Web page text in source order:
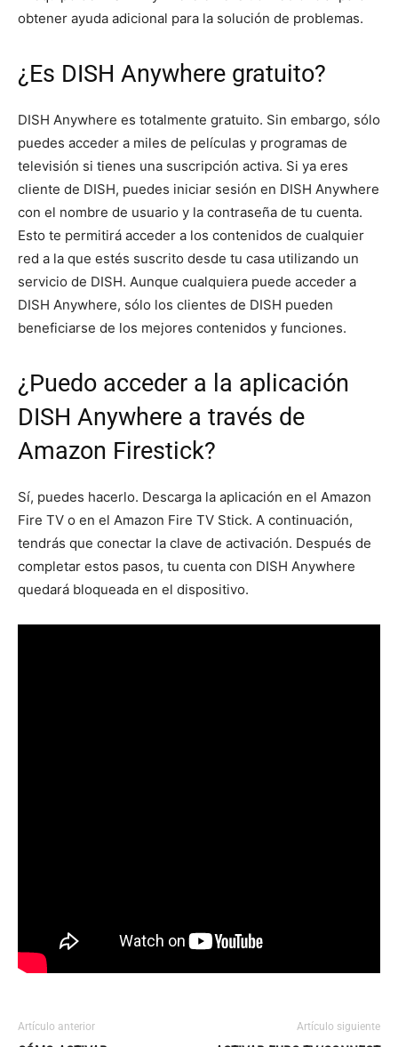
obtener ayuda adicional para la solución de problemas.
¿Es DISH Anywhere gratuito?
DISH Anywhere es totalmente gratuito. Sin embargo, sólo
puedes acceder a miles de películas y programas de
televisión si tienes una suscripción activa. Si ya eres
cliente de DISH, puedes iniciar sesión en DISH Anywhere
con el nombre de usuario y la contraseña de tu cuenta.
Esto te permitirá acceder a los contenidos de cualquier
red a la que estés suscrito desde tu casa utilizando un
servicio de DISH. Aunque cualquiera puede acceder a
DISH Anywhere, sólo los clientes de DISH pueden
beneficiarse de los mejores contenidos y funciones.
¿Puedo acceder a la aplicación
DISH Anywhere a través de
Amazon Firestick?
Sí, puedes hacerlo. Descarga la aplicación en el Amazon
Fire TV o en el Amazon Fire TV Stick. A continuación,
tendrás que conectar la clave de activación. Después de
completar estos pasos, tu cuenta con DISH Anywhere
quedará bloqueada en el dispositivo.
Artículo anterior Artículo siguiente